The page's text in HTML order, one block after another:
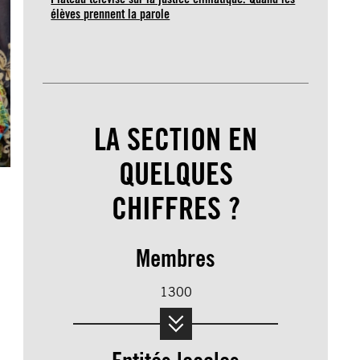
élèves prennent la parole
LA SECTION EN
QUELQUES
CHIFFRES ?
Membres
1300